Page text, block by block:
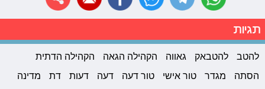
תגיות
להטב להטבאק גאווה הקהילה הגאה
הקהילה הדתית
הסתה
מגדר טור אישי טור דעה דעה דעות דת
מדינה